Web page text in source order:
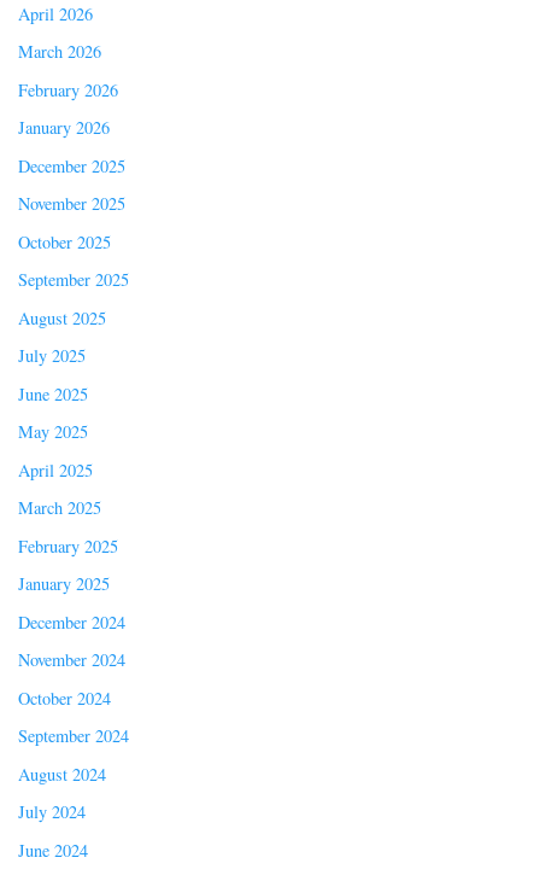
April 2026
March 2026
February 2026
January 2026
December 2025
November 2025
October 2025
September 2025
August 2025
July 2025
June 2025
May 2025
April 2025
March 2025
February 2025
January 2025
December 2024
November 2024
October 2024
September 2024
August 2024
July 2024
June 2024